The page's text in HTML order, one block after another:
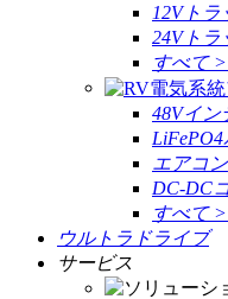
12Vト
24Vトラ
すべて
48Vイン
エアコン
DC-DC
すべて
ウルトラドライブ
サービス